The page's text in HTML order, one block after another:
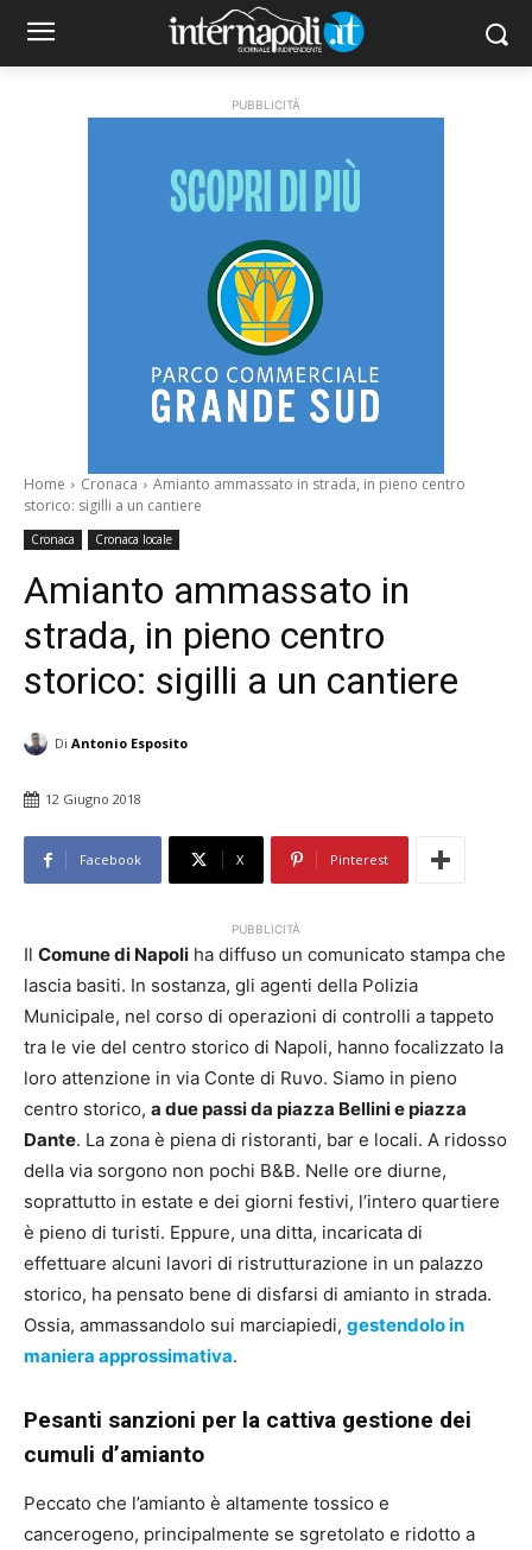
PUBBLICITÀ
Home Cronaca
Amianto ammassato in strada, in pieno centro
storico: sigilli a un cantiere
Cronaca Cronaca locale
Amianto ammassato in
strada, in pieno centro
storico: sigilli a un cantiere
Di Antonio Esposito
12 Giugno 2018
Facebook X Pinterest
PUBBLICITÀ
Il Comune di Napoli ha diffuso un comunicato stampa che
lascia basiti. In sostanza, gli agenti della Polizia
Municipale, nel corso di operazioni di controlli a tappeto
tra le vie del centro storico di Napoli, hanno focalizzato la
loro attenzione in via Conte di Ruvo. Siamo in pieno
centro storico, a due passi da piazza Bellini e piazza
Dante. La zona è piena di ristoranti, bar e locali. A ridosso
della via sorgono non pochi B&B. Nelle ore diurne,
soprattutto in estate e dei giorni festivi, l’intero quartiere
è pieno di turisti. Eppure, una ditta, incaricata di
effettuare alcuni lavori di ristrutturazione in un palazzo
storico, ha pensato bene di disfarsi di amianto in strada.
Ossia, ammassandolo sui marciapiedi, gestendolo in
maniera approssimativa.
Pesanti sanzioni per la cattiva gestione dei
cumuli d’amianto
Peccato che l’amianto è altamente tossico e
cancerogeno, principalmente se sgretolato e ridotto a